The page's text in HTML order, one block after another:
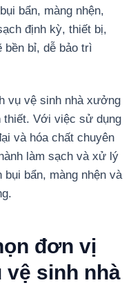
bẩn, màng nhện,
định kỳ, thiết bị,
bền bỉ, dễ bảo trì
vụ vệ sinh nhà xưởng
thiết. Với việc sử dụng
và hóa chất chuyên
làm sạch và xử lý
bẩn, màng nhện và
đơn vị
vệ sinh nhà